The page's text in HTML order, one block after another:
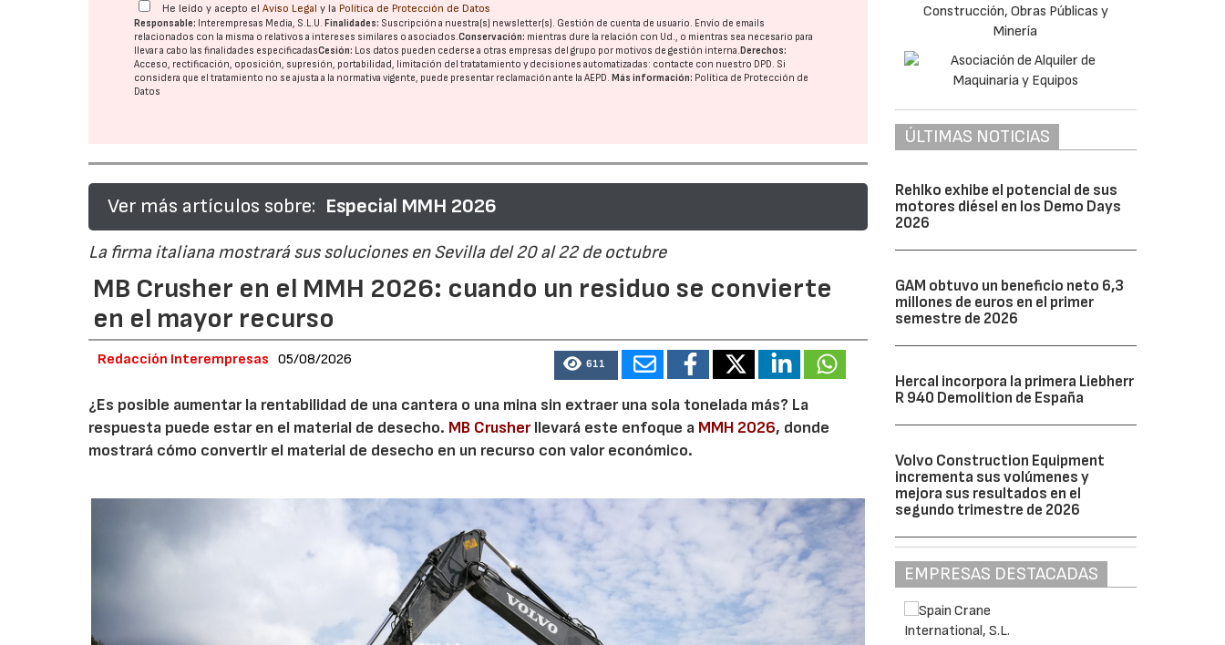
He leído y acepto elAviso Legal y la Política de Protección de Datos
Responsable: Interempresas Media, S.L.U.Finalidades: Suscripción a nuestra(s) newsletter(s). Gestión de cuenta de usuario. Envío de emails
relacionados con la misma o relativos a intereses similares o asociados.Conservación: mientras dure la relación con Ud., o mientras sea necesario para
llevar a cabo las finalidades especificadasCesión: Los datos pueden cederse a otras empresas del grupo por motivos de gestión interna.Derechos:
Acceso, rectificación, oposición, supresión, portabilidad, limitación del tratatamiento y decisiones automatizadas: contacte con nuestro DPD. Si
considera que el tratamiento no se ajusta a la normativa vigente, puede presentar reclamación ante laAEPD.Más información: Política de Protección de
Datos
Ver más artículos sobre: Especial MMH 2026
La firma italiana mostrará sus soluciones en Sevilla del 20 al 22 de octubre
MB Crusher en el MMH 2026: cuando un residuo se convierte
en el mayor recurso
Redacción Interempresas 05/08/2026 611
¿Es posible aumentar la rentabilidad de una cantera o una mina sin extraer una sola tonelada más? La
respuesta puede estar en el material de desecho. MB Crusherllevará este enfoque a MMH 2026, donde
mostrará cómo convertir el material de desecho en un recurso con valor económico.
ÚLTIMAS NOTICIAS
Rehlko exhibe el potencial de sus
motores diésel en los Demo Days
2026
GAM obtuvo un beneficio neto 6,3
millones de euros en el primer
semestre de 2026
Hercal incorpora la primera Liebherr
R 940 Demolition de España
Volvo Construction Equipment
incrementa sus volúmenes y
mejora sus resultados en el
segundo trimestre de 2026
EMPRESAS DESTACADAS